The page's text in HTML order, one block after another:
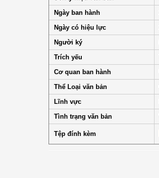
Ngày ban hành
Ngày có hiệu lực
Người ký
Trích yếu
Cơ quan ban hành
Thể Loại văn bản
Lĩnh vực
Tình trạng văn bản
Tệp đính kèm